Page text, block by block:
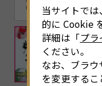
当サイトで
的に Cookie
詳細は「プ
ください。
なお、ブラ
を変更するこ